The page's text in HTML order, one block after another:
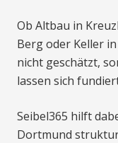
Ob Altbau in
Berg oder Keller
nicht geschätzt,
lassen sich
Seibel365 hilft
Dortmund